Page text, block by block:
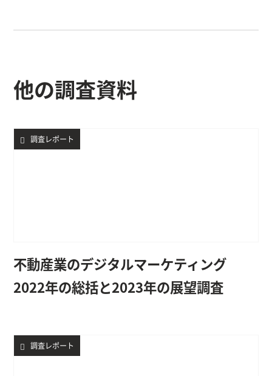
他の調査資料
調査レポート
不動産業のデジタルマーケティング
2022年の総括と2023年の展望調査
調査レポート